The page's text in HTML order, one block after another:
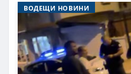
ВОДЕЩИ НОВИНИ